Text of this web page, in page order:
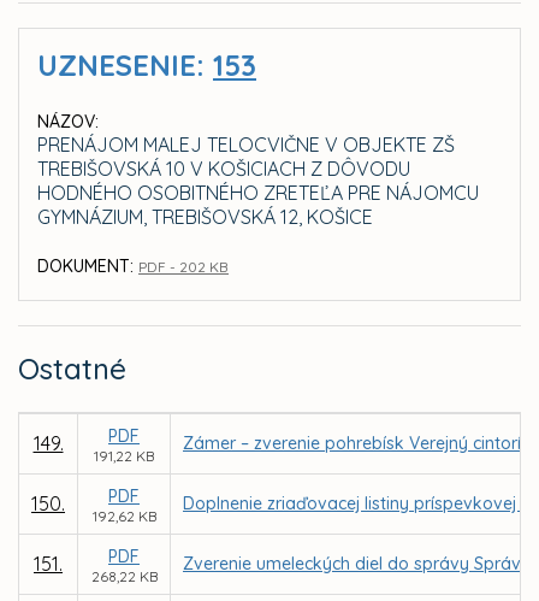
UZNESENIE: 153
NÁZOV:
PRENÁJOM MALEJ TELOCVIČNE V OBJEKTE ZŠ
TREBIŠOVSKÁ 10 V KOŠICIACH Z DÔVODU
HODNÉHO OSOBITNÉHO ZRETEĽA PRE NÁJOMCU
GYMNÁZIUM, TREBIŠOVSKÁ 12, KOŠICE
DOKUMENT: PDF - 202 KB
Ostatné
149. PDF
191,22 KB
Zámer – zverenie pohrebísk Verejný
150. PDF
192,62 KB
Doplnenie zriaďovacej listiny príspevkovej
151. PDF
268,22 KB
Zverenie umeleckých diel do správy Správe